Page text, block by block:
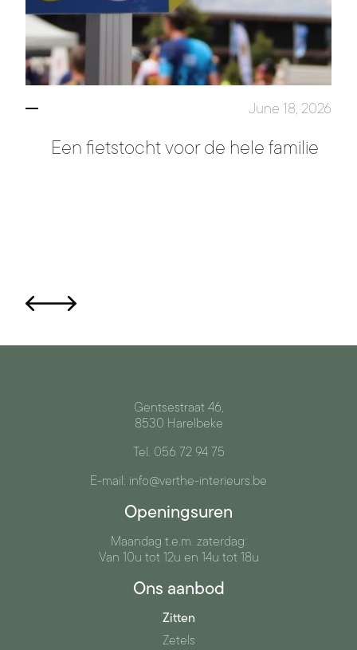
June 18, 2026
Een fietstocht voor de hele familie
Gentsestraat 46,
8530 Harelbeke
Tel. 056 72 94 75
E-mail: info@verthe-interieurs.be
Openingsuren
Maandag t.e.m. zaterdag:
Van 10u tot 12u en 14u tot 18u
Ons aanbod
Zitten
Zetels